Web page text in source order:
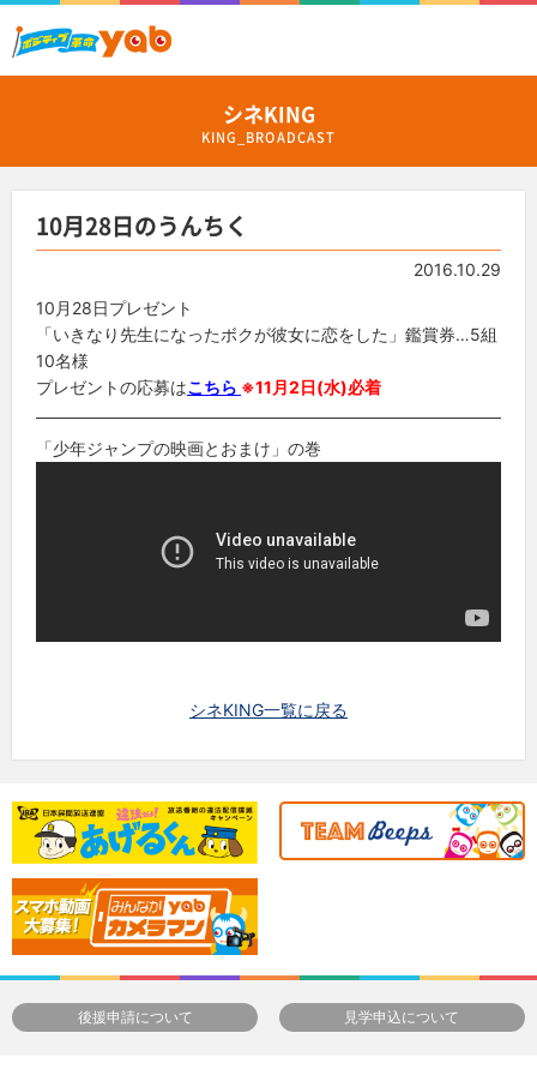
シネKING
KING_BROADCAST
10月28日のうんちく
2016.10.29
10月28日プレゼント
「いきなり先生になったボクが彼女に恋をした」鑑賞券…5組
10名様
プレゼントの応募はこちら ※11月2日(水)必着
「少年ジャンプの映画とおまけ」の巻
シネKING一覧に戻る
後援申請について 見学申込について